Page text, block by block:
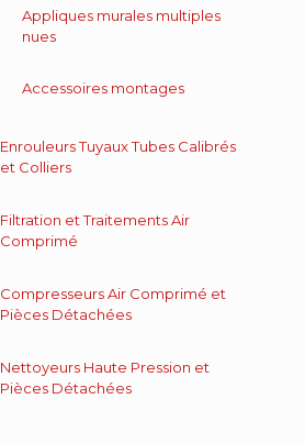
Appliques murales multiples
nues
Accessoires montages
Enrouleurs Tuyaux Tubes Calibrés
et Colliers
Filtration et Traitements Air
Comprimé
Compresseurs Air Comprimé et
Pièces Détachées
Nettoyeurs Haute Pression et
Pièces Détachées